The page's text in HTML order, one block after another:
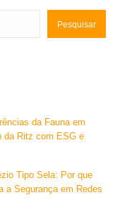
Pesquisar
da Fauna em
da Ritz com ESG e
Tipo Sela: Por que
a Segurança em Redes